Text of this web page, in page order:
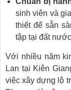
sinh viên và
thiết để sẵn
tập tại đất
Với nhiều năm
Lan tại Kiên
việc xây dựng lộ